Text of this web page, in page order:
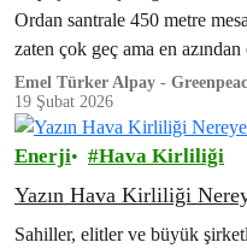
Ordan santrale 450 metre
zaten çok geç ama en
Emel Türker Alpay -
Sorumlusu
19 Şubat 2026
Enerji Hava Kirliliği
Yazın Hava Kirliliği
Sahiller, elitler ve büyük